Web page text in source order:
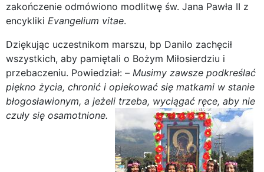
zakończenie odmówiono modlitwę św. Jana Pawła II z
encykliki Evangelium vitae.
Dziękując uczestnikom marszu, bp Danilo zachęcił
wszystkich, aby pamiętali o Bożym Miłosierdziu i
przebaczeniu. Powiedział: – Musimy zawsze podkreślać
piękno życia, chronić i opiekować się matkami w stanie
błogosławionym, a jeżeli trzeba, wyciągać ręce, aby nie
czuły się osamotnione.